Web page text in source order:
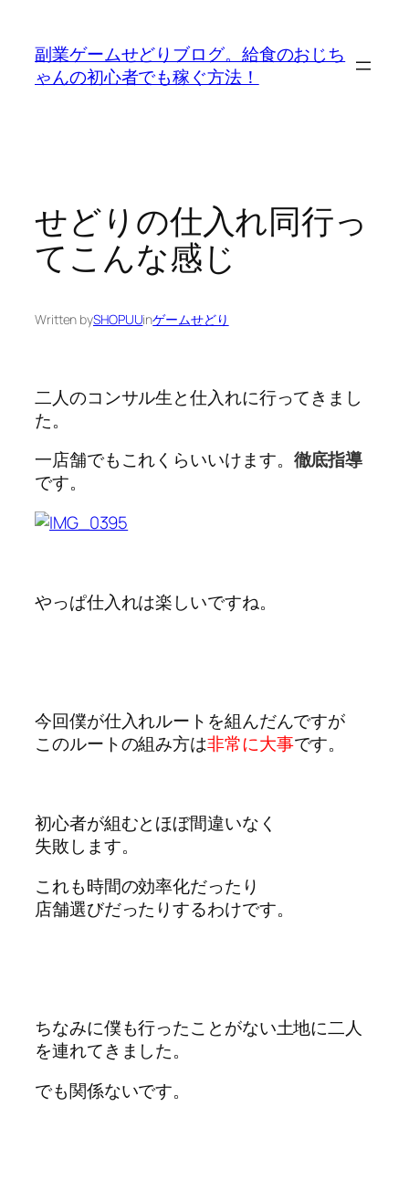
副業ゲームせどりブログ。給食のおじち
ゃんの初心者でも稼ぐ方法！
せどりの仕入れ同行っ
てこんな感じ
Written bySHOPUUinゲームせどり
二人のコンサル生と仕入れに行ってきまし
た。
一店舗でもこれくらいいけます。 徹底指導
です。
やっぱ仕入れは楽しいですね。
今回僕が仕入れルートを組んだんですが
このルートの組み方は非常に大事です。
初心者が組むとほぼ間違いなく
失敗します。
これも時間の効率化だったり
店舗選びだったりするわけです。
ちなみに僕も行ったことがない土地に二人
を連れてきました。
でも関係ないです。